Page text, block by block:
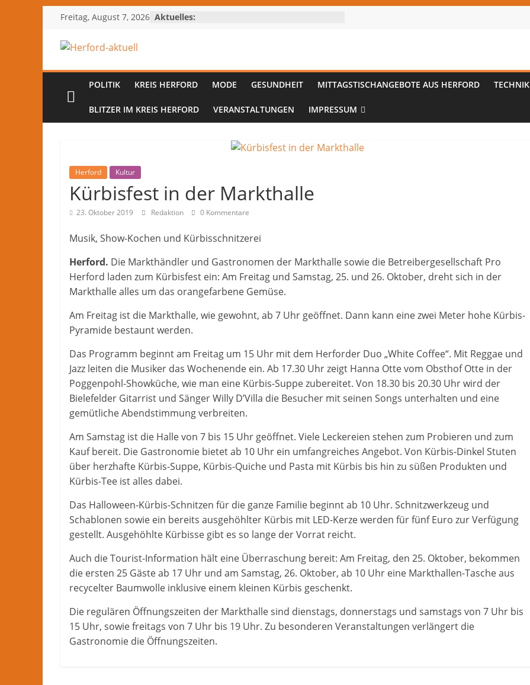
Zum
springen
Freitag, August 7, 2026 Aktuelles:
Herford-
aktuell
Herford
und
dem
Kreis
Herford
lokale
Nachrichten
und
aus
Herford
Kreis
Herford
POLITIK KREIS HERFORD MODE GESUNDHEIT MITTAGSTISCHANGEBOTE AUS HERFORD TECHNIK
BLITZER IM KREIS HERFORD VERANSTALTUNGEN IMPRESSUM
Herford Kultur
Kürbisfest in der Markthalle
23. Oktober 2019 Redaktion 0 Kommentare
Musik, Show-Kochen und Kürbisschnitzerei
Herford. Die Markthändler und Gastronomen der Markthalle sowie die Betreibergesellschaft Pro
Herford laden zum Kürbisfest ein: Am Freitag und Samstag, 25. und 26. Oktober, dreht sich in der
Markthalle alles um das orangefarbene Gemüse.
Am Freitag ist die Markthalle, wie gewohnt, ab 7 Uhr geöffnet. Dann kann eine zwei Meter hohe Kürbis-
Pyramide bestaunt werden.
Das Programm beginnt am Freitag um 15 Uhr mit dem Herforder Duo „White Coffee“. Mit Reggae und
Jazz leiten die Musiker das Wochenende ein. Ab 17.30 Uhr zeigt Hanna Otte vom Obsthof Otte in der
Poggenpohl-Showküche, wie man eine Kürbis-Suppe zubereitet. Von 18.30 bis 20.30 Uhr wird der
Bielefelder Gitarrist und Sänger Willy D’Villa die Besucher mit seinen Songs unterhalten und eine
gemütliche Abendstimmung verbreiten.
Am Samstag ist die Halle von 7 bis 15 Uhr geöffnet. Viele Leckereien stehen zum Probieren und zum
Kauf bereit. Die Gastronomie bietet ab 10 Uhr ein umfangreiches Angebot. Von Kürbis-Dinkel Stuten
über herzhafte Kürbis-Suppe, Kürbis-Quiche und Pasta mit Kürbis bis hin zu süßen Produkten und
Kürbis-Tee ist alles dabei.
Das Halloween-Kürbis-Schnitzen für die ganze Familie beginnt ab 10 Uhr. Schnitzwerkzeug und
Schablonen sowie ein bereits ausgehöhlter Kürbis mit LED-Kerze werden für fünf Euro zur Verfügung
gestellt. Ausgehöhlte Kürbisse gibt es so lange der Vorrat reicht.
Auch die Tourist-Information hält eine Überraschung bereit: Am Freitag, den 25. Oktober, bekommen
die ersten 25 Gäste ab 17 Uhr und am Samstag, 26. Oktober, ab 10 Uhr eine Markthallen-Tasche aus
recycelter Baumwolle inklusive einem kleinen Kürbis geschenkt.
Die regulären Öffnungszeiten der Markthalle sind dienstags, donnerstags und samstags von 7 Uhr bis
15 Uhr, sowie freitags von 7 Uhr bis 19 Uhr. Zu besonderen Veranstaltungen verlängert die
Gastronomie die Öffnungszeiten.